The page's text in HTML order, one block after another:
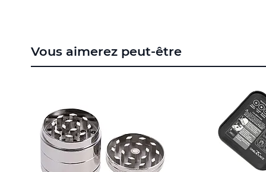
the
images
Vous aimerez peut-être